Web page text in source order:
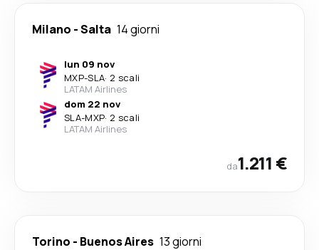
Milano -Salta 14 giorni
lun 09 nov
MXP-SLA· 2 scali
LATAM Airlines
dom 22 nov
SLA-MXP· 2 scali
LATAM Airlines
da1.211 €
Torino - Buenos Aires 13 giorni